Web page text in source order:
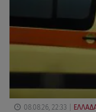
08.08.26, 22:33